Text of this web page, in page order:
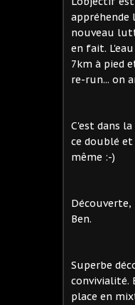
appréhende
nouveau
en fait.
7km à pied
re-run... on
C'est dans
ce doublé
même :-)
Ben.
Superbe
convivialité.
place en